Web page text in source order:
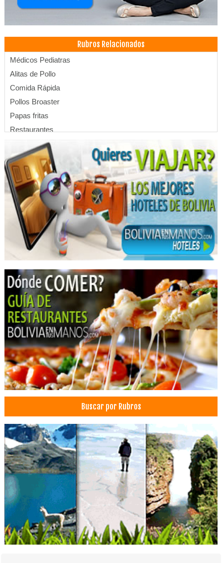
Rubros Relacionados
Médicos Pediatras
Alitas de Pollo
Comida Rápida
Pollos Broaster
Papas fritas
Restaurantes
Restaurantes: Comida Rápida
Neurología psicomotricidad
Médicos Neurólogos
Clínicas particulares
Emergencias
Salud: Clínicas
Tomografía
Clínicas Privadas
Salud: Centros Médicos
Ambulancias
Industrias Alimenticias
Panaderías y Pastelerías
Clínicas Odontológicas
Diseño de Páginas Web
Hosting
Multimedia
Software, Desarrollo de
Consultores en Informática
Ropa Promocional
Merchandising
Páginas Web
Propaganda en Internet
Social Media
Publicidad, Agencias de
Agencias de Publicidad
Diseño Gráfico
Consultores de Marketing y Publicidad
Buscar por Rubros